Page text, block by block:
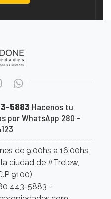
5883 Hacenos tu
por WhatsApp 280 -
de 9:00hs a 16:00hs,
ciudad de #Trelew,
9100)
443-5883 -